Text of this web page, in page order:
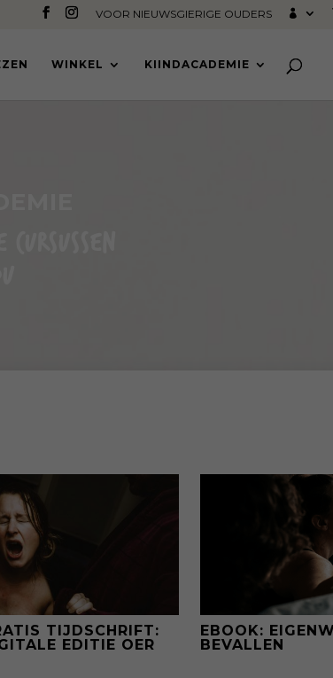
VOOR NIEUWSGIERIGE OUDERS
WINKEL KIINDACADEMIE
TIJDSCHRIFT:
EDITIE OER
EBOOK:
BEVALLEN